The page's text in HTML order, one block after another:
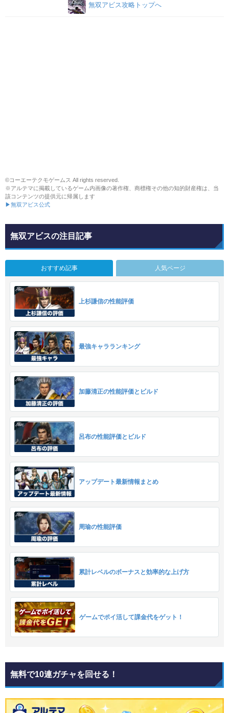
無双アビス攻略トップへ
©コーエーテクモゲームス All rights reserved.
※アルテマに掲載しているゲーム内画像の著作権、商標権その他の知的財産権は、当
該コンテンツの提供元に帰属します
▶無双アビス公式
無双アビスの注目記事
おすすめ記事 人気ページ
上杉謙信の性能評価
最強キャラランキング
加藤清正の性能評価とビルド
呂布の性能評価とビルド
アップデート最新情報まとめ
周瑜の性能評価
累計レベルのボーナスと効率的な上げ方
ゲームでポイ活して課金代をゲット！
無料で10連ガチャを回せる！